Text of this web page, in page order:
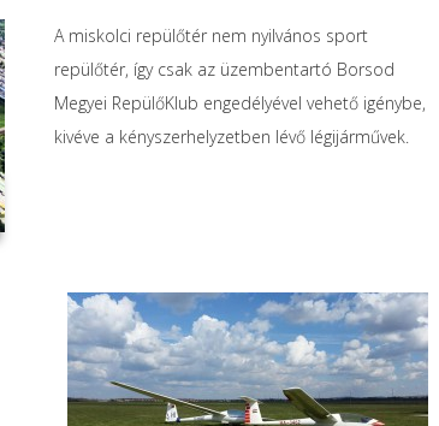
A miskolci repülőtér nem nyilvános sport
repülőtér, így csak az üzembentartó Borsod
Megyei RepülőKlub engedélyével vehető igénybe,
kivéve a kényszerhelyzetben lévő légijárművek.